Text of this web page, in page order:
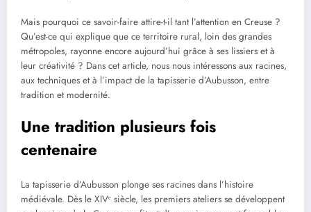
Mais pourquoi ce savoir-faire attire-t-il tant l’attention en Creuse ?
Qu’est-ce qui explique que ce territoire rural, loin des grandes
métropoles, rayonne encore aujourd’hui grâce à ses lissiers et à
leur créativité ? Dans cet article, nous nous intéressons aux racines,
aux techniques et à l’impact de la tapisserie d’Aubusson, entre
tradition et modernité.
Une tradition plusieurs fois
centenaire
La tapisserie d’Aubusson plonge ses racines dans l’histoire
médiévale. Dès le XIVᵉ siècle, les premiers ateliers se développent